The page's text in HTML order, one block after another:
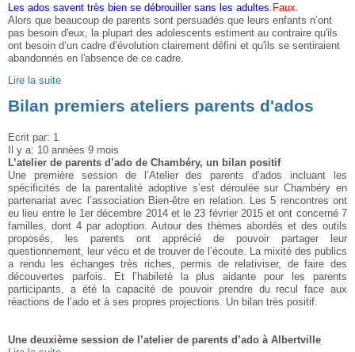
Les ados savent très bien se débrouiller sans les adultes Faux
Alors que beaucoup de parents sont persuadés que leurs enfants n’ont
pas besoin d'eux, la plupart des adolescents estiment au contraire qu'ils
ont besoin d‘un cadre d’évolution clairement défini et qu'ils se sentiraient
abandonnés en l'absence de ce cadre.
Lire la suite
Bilan premiers ateliers parents d'ados
Ecrit par: 1
Il y a: 10 années 9 mois
L’atelier de parents d’ado de Chambéry, un bilan positif
Une première session de l’Atelier des parents d’ados incluant les
spécificités de la parentalité adoptive s’est déroulée sur Chambéry en
partenariat avec l’association Bien-être en relation. Les 5 rencontres ont
eu lieu entre le 1er décembre 2014 et le 23 février 2015 et ont concerné 7
familles, dont 4 par adoption. Autour des thèmes abordés et des outils
proposés, les parents ont apprécié de pouvoir partager leur
questionnement, leur vécu et de trouver de l’écoute. La mixité des publics
a rendu les échanges très riches, permis de relativiser, de faire des
découvertes parfois. Et l’habileté la plus aidante pour les parents
participants, a été la capacité de pouvoir prendre du recul face aux
réactions de l’ado et à ses propres projections. Un bilan très positif.
Une deuxième session de l’atelier de parents d’ado à Albertville